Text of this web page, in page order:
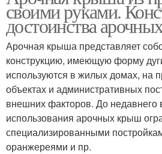
своими руками.
достоинства
Арочная крыша представляет
конструкцию, имеющую форму
используются в жилых домах, на
объектах и административных
внешних факторов. До
использования арочных крыш
специализированными
оранжереями и пр.